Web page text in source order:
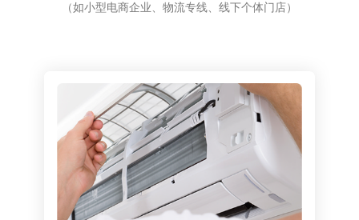
（如小型电商企业、物流专线、线下个体门店）